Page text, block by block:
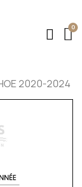
2020-2024